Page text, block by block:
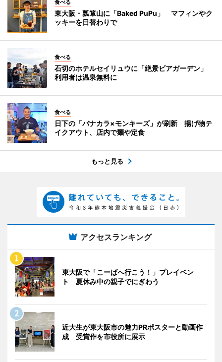
食べる
東大阪・瓢箪山に「Baked PuPu」 マフィンやク
ッキーを日替わりで
食べる
石切のホテルセイリュウに「絶景ビアガーデン」
利用者は温泉無料に
食べる
日下の「バナカラ×モンキーズ」が刷新 揚げ物テ
イクアウト、店内で麺や定食
もっと見る
アクセスランキング
東大阪で「こーばへ行こう！」プレイベン
ト 夏休み中の親子でにぎわう
近大生が東大阪市の魅力PRポスターと動画作
成 受賞作を市役所に展示